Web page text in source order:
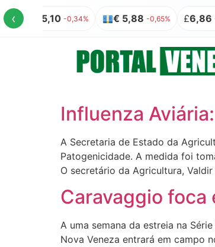
‹
US$ 5,10 -0,34% € 5,88 -0,65% 6,86 -
Influenza
A Secretaria de Estado da
Patogenicidade. A medida foi
O secretário da Agricultura,
Caravaggio foca
A uma semana da estreia na
Nova Veneza entrará em campo